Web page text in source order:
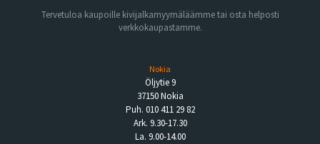
Tervetuloa kaupoille kivijalkamyymäläämme tai osta helposti
verkkokaupastamme.
Nokia
Öljytie 9
37150 Nokia
Puh. 010 411 29 82
Ark. 9.30-17.30
La. 9.00-14.00